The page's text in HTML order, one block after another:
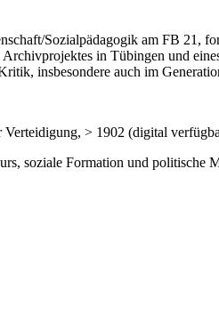
Sozialpädagogik am FB 21,
in Tübingen und
insbesondere auch im
> 1902 (digital
soziale Formation und politische